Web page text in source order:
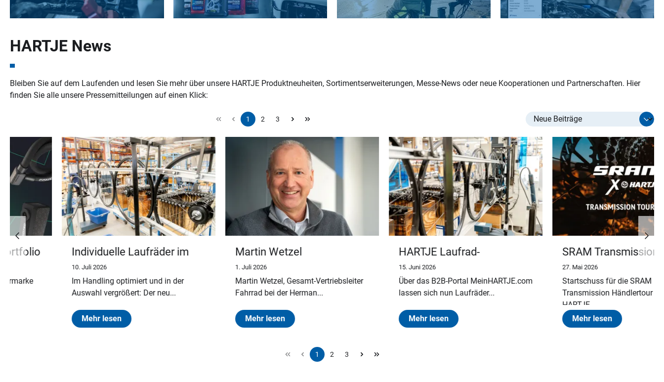
HARTJE News
Bleiben Sie auf dem Laufenden und lesen Sie mehr über unsere HARTJE Produktneuheiten, Sortimentserweiterungen, Messe-News oder neue Kooperationen und Partnerschaften. Hier
finden Sie alle unsere Pressemitteilungen auf einen Klick:
Seite
1
Seite
2
Seite
3
Individuelle Laufräder im
Konfigurator über
MeinHARTJE
Im Handling optimiert und in der
Auswahl vergrößert: Der neu...
Martin Wetzel
verabschiedet sich in den
Martin Wetzel, Gesamt-Vertriebsleiter
Fahrrad bei der Herman...
HARTJE Laufrad-
Konfigurator jetzt neu auf
MeinHartje.com
Über das B2B-Portal MeinHARTJE.com
lassen sich nun Laufräder...
SRAM Transmission
Händlertour
Startschuss für die SRAM
Transmission Händlertour von
Seite
1
Seite
2
Seite
3